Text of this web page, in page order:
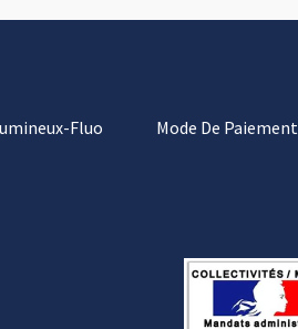
Fluo Mode De Paiement